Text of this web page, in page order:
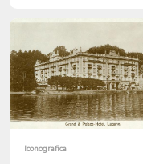
Iconografica